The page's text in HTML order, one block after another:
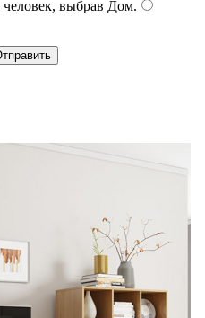
выбрав Дом.